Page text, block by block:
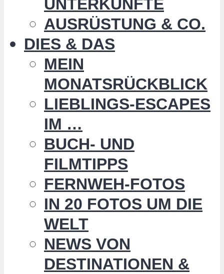
UNTERKÜNFTE
AUSRÜSTUNG & CO.
DIES & DAS
MEIN
MONATSRÜCKBLICK
LIEBLINGS-ESCAPES
IM …
BUCH- UND
FILMTIPPS
FERNWEH-FOTOS
IN 20 FOTOS UM DIE
WELT
NEWS VON
DESTINATIONEN &